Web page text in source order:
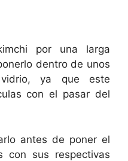
por una larga
dentro de unos
ya que este
con el pasar del
antes de poner el
con sus respectivas